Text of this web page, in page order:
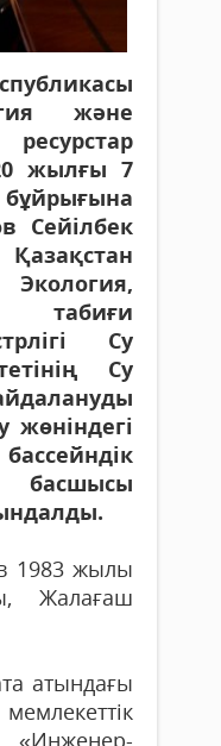
және
жылғы 7
бұйрығына
Сейілбек
табиғи
Су
Су
жөніндегі
басшысы
1983 жылы
Жалағаш
атындағы